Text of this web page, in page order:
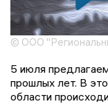
© ООО
5 июля
прошлых лет. В
области